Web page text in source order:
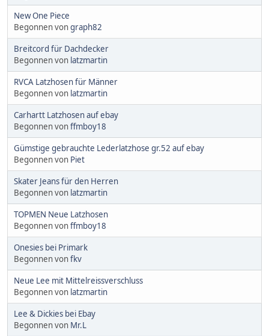
New One Piece
Begonnen vongraph82
Breitcord für Dachdecker
Begonnen von latzmartin
RVCA Latzhosen für Männer
Begonnen von latzmartin
Carhartt Latzhosen auf ebay
Begonnen vonffmboy18
Gümstige gebrauchte Lederlatzhose gr.52 auf ebay
Begonnen von Piet
Skater Jeans für den Herren
Begonnen von latzmartin
TOPMEN Neue Latzhosen
Begonnen vonffmboy18
Onesies bei Primark
Begonnen vonfkv
Neue Lee mit Mittelreissverschluss
Begonnen von latzmartin
Lee & Dickies bei Ebay
Begonnen von Mr.L